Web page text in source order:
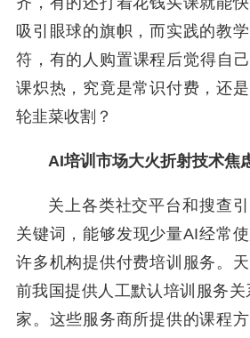
吸引眼球的旗帜，而实践的教
符，有的人购置课程后觉得自
课炽热，究竟是常识付费，还
轮韭菜收割？
AI培训市场大火折射技术焦
关上各类社交平台和搜查
关键词，能够发现少量AI经常
许多机构提供付费培训服务。
前我国提供人工默认培训服务
家。这些服务商所提供的课程